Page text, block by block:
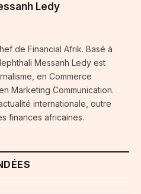
Ledy
de Financial Afrik. Basé à
Messanh Ledy est
en Commerce
Marketing Communication.
internationale, outre
finances africaines.